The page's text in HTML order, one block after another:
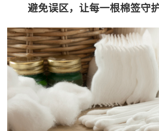
避免误区，让每一根棉签守